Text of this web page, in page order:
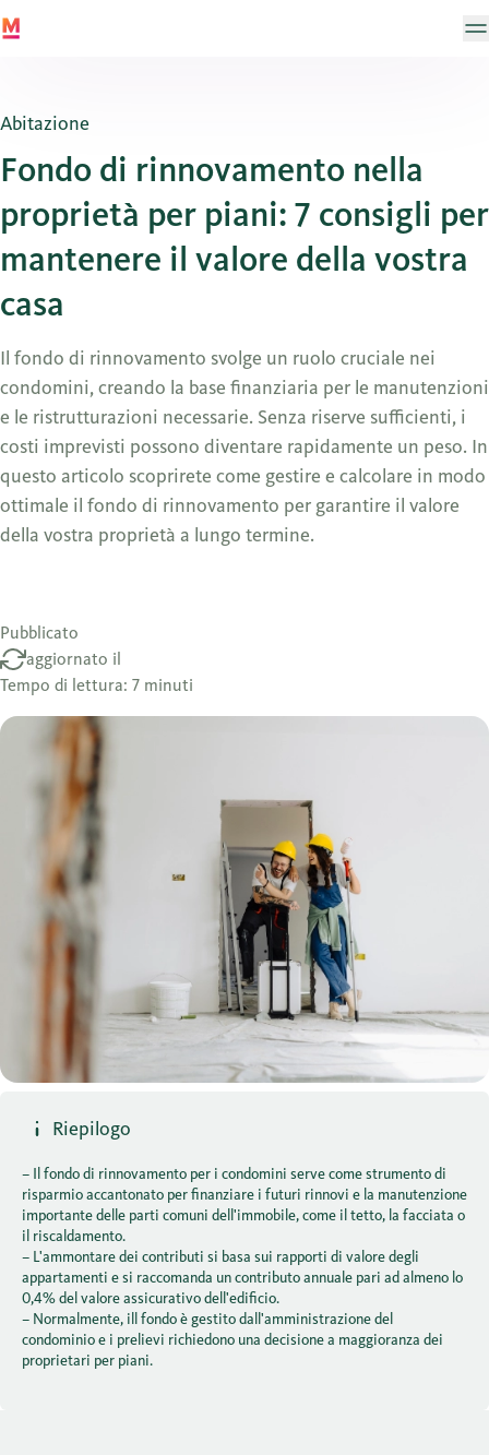
Abitazione
Fondo di rinnovamento nella
proprietà per piani: 7 consigli per
mantenere il valore della vostra
casa
Il fondo di rinnovamento svolge un ruolo cruciale nei
condomini, creando la base finanziaria per le manutenzioni
e le ristrutturazioni necessarie. Senza riserve sufficienti, i
costi imprevisti possono diventare rapidamente un peso. In
questo articolo scoprirete come gestire e calcolare in modo
ottimale il fondo di rinnovamento per garantire il valore
della vostra proprietà a lungo termine.
Pubblicato
aggiornato il
Tempo di lettura: 7 minuti
Riepilogo
– Il fondo di rinnovamento per i condomini serve come strumento di
risparmio accantonato per finanziare i futuri rinnovi e la manutenzione
importante delle parti comuni dell'immobile, come il tetto, la facciata o
il riscaldamento.
– L'ammontare dei contributi si basa sui rapporti di valore degli
appartamenti e si raccomanda un contributo annuale pari ad almeno lo
0,4% del valore assicurativo dell'edificio.
– Normalmente, ill fondo è gestito dall'amministrazione del
condominio e i prelievi richiedono una decisione a maggioranza dei
proprietari per piani.